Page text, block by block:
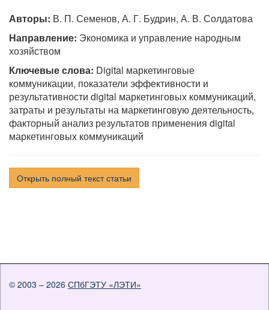
Авторы: В. П. Семенов, А. Г. Будрин, А. В. Солдатова
Направление: Экономика и управление народным
хозяйством
Ключевые слова: Digital маркетинговые
коммуникации, показатели эффективности и
результативности digital маркетинговых коммуникаций,
затраты и результаты на маркетинговую деятельность,
факторный анализ результатов применения digital
маркетинговых коммуникаций
Открыть полный текст статьи
© 2003 – 2026 СПбГЭТУ «ЛЭТИ»